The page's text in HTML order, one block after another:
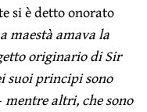
si è detto onorato
maestà amava la
originario di Sir
suoi principi sono
mentre altri, che sono